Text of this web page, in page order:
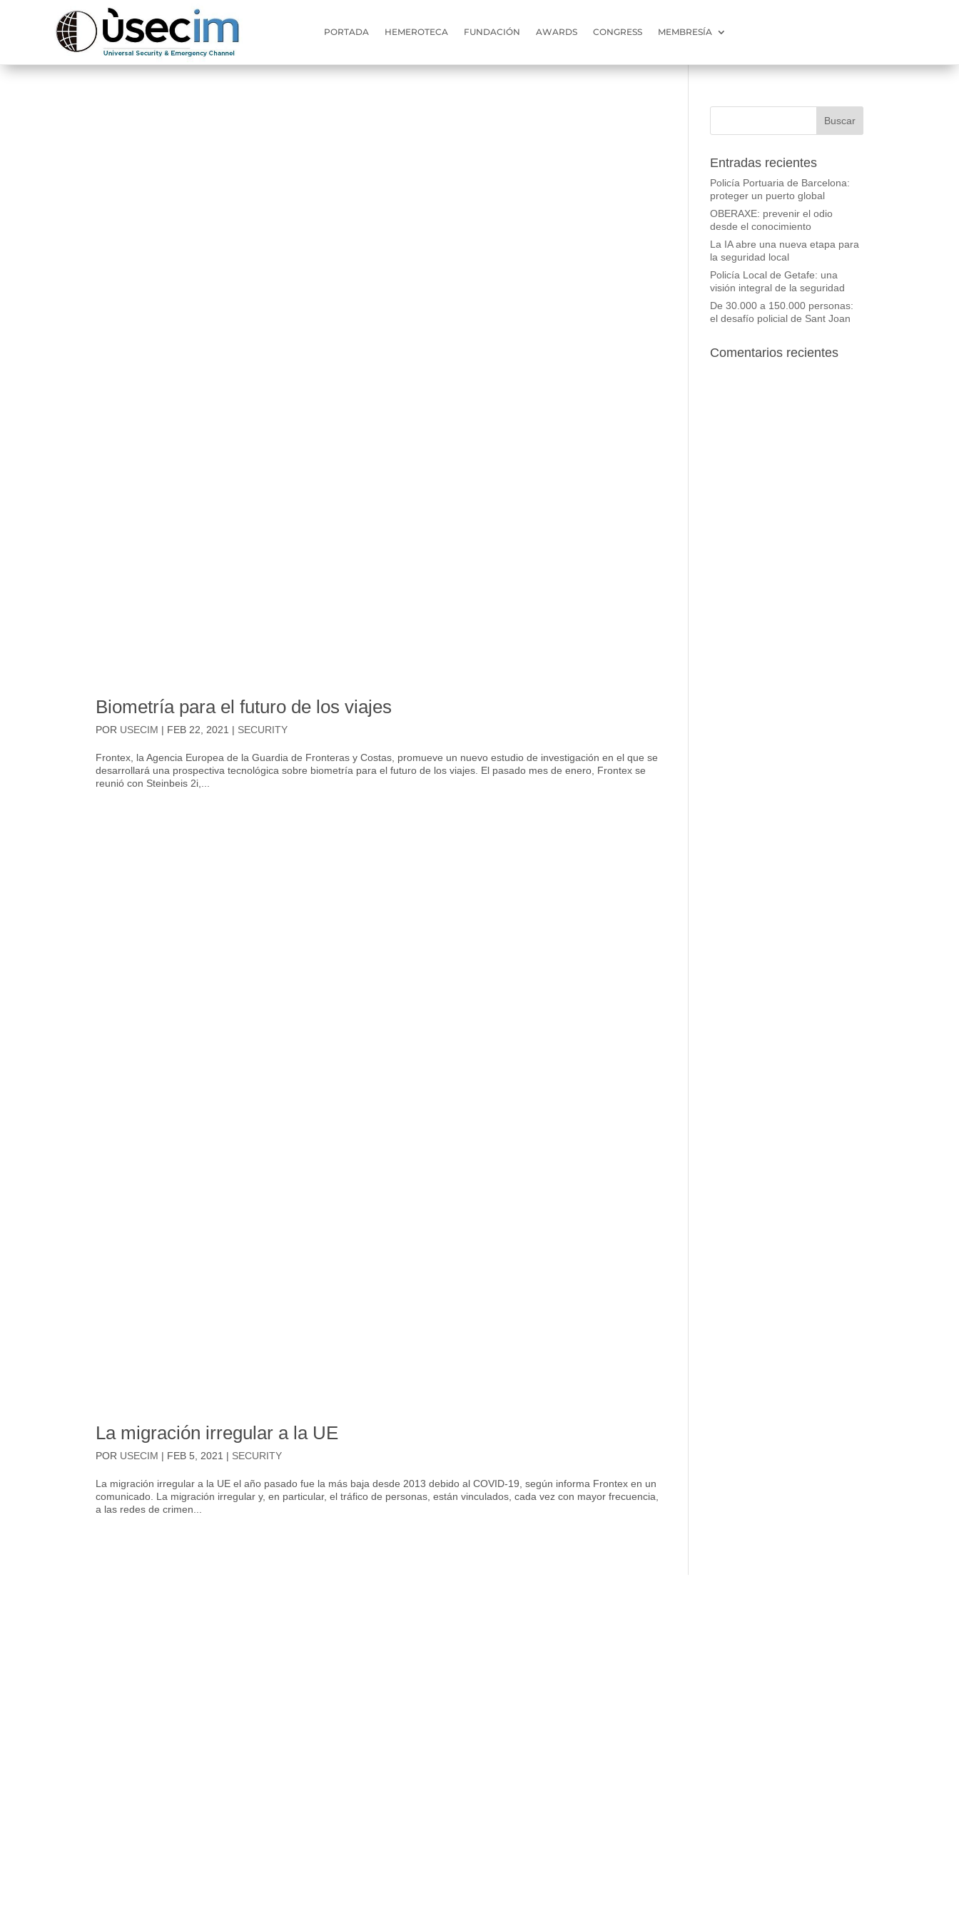
PORTADA HEMEROTECA FUNDACIÓN AWARDS CONGRESS MEMBRESÍA
Biometría para el futuro de los viajes
POR USECIM | FEB 22, 2021 | SECURITY
Frontex, la Agencia Europea de la Guardia de Fronteras y Costas, promueve un nuevo estudio de investigación en el que se
desarrollará una prospectiva tecnológica sobre biometría para el futuro de los viajes. El pasado mes de enero, Frontex se
reunió con Steinbeis 2i,...
La migración irregular a la UE
POR USECIM | FEB 5, 2021 | SECURITY
La migración irregular a la UE el año pasado fue la más baja desde 2013 debido al COVID-19, según informa Frontex en un
comunicado. La migración irregular y, en particular, el tráfico de personas, están vinculados, cada vez con mayor frecuencia,
a las redes de crimen...
Entradas recientes
Policía Portuaria de Barcelona:
proteger un puerto global
OBERAXE: prevenir el odio
desde el conocimiento
La IA abre una nueva etapa para
la seguridad local
Policía Local de Getafe: una
visión integral de la seguridad
De 30.000 a 150.000 personas:
el desafío policial de Sant Joan
Comentarios recientes